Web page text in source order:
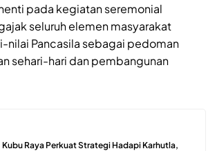
pada kegiatan seremonial
seluruh elemen masyarakat
nilai Pancasila sebagai pedoman
sehari-hari dan pembangunan
Kubu Raya Perkuat Strategi Hadapi Karhutla,